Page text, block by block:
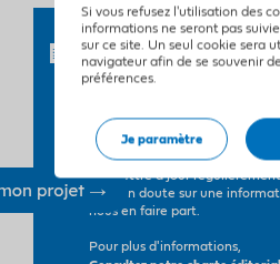
Si vous refusez l'utilisation des
informations ne seront pas
sur ce site. Un seul cookie sera
navigateur afin de se souvenir
préférences.
Je paramètre
Cet article a été rédigé par
Mareva Gobbini,
publie des articles sur
de l'énergie : rénovation
financières, nouvelles lois...
les mettre à jour
avez un doute sur une
nous en faire part.
Pour plus d'informations,